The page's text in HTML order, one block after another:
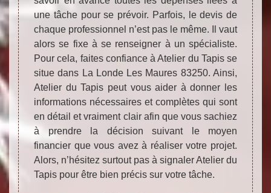
une tâche pour se prévoir. Parfois, le devis de
chaque professionnel n’est pas le même. Il vaut
alors se fixe à se renseigner à un spécialiste.
Pour cela, faites confiance à Atelier du Tapis se
situe dans La Londe Les Maures 83250. Ainsi,
Atelier du Tapis peut vous aider à donner les
informations nécessaires et complètes qui sont
en détail et vraiment clair afin que vous sachiez
à prendre la décision suivant le moyen
financier que vous avez à réaliser votre projet.
Alors, n’hésitez surtout pas à signaler Atelier du
Tapis pour être bien précis sur votre tâche.